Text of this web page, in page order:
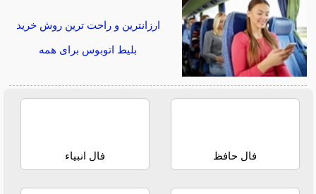
ارزانترین و راحت ترین روش خرید
بلیط اتوبوس برای همه
فال حافظ فال انبیاء